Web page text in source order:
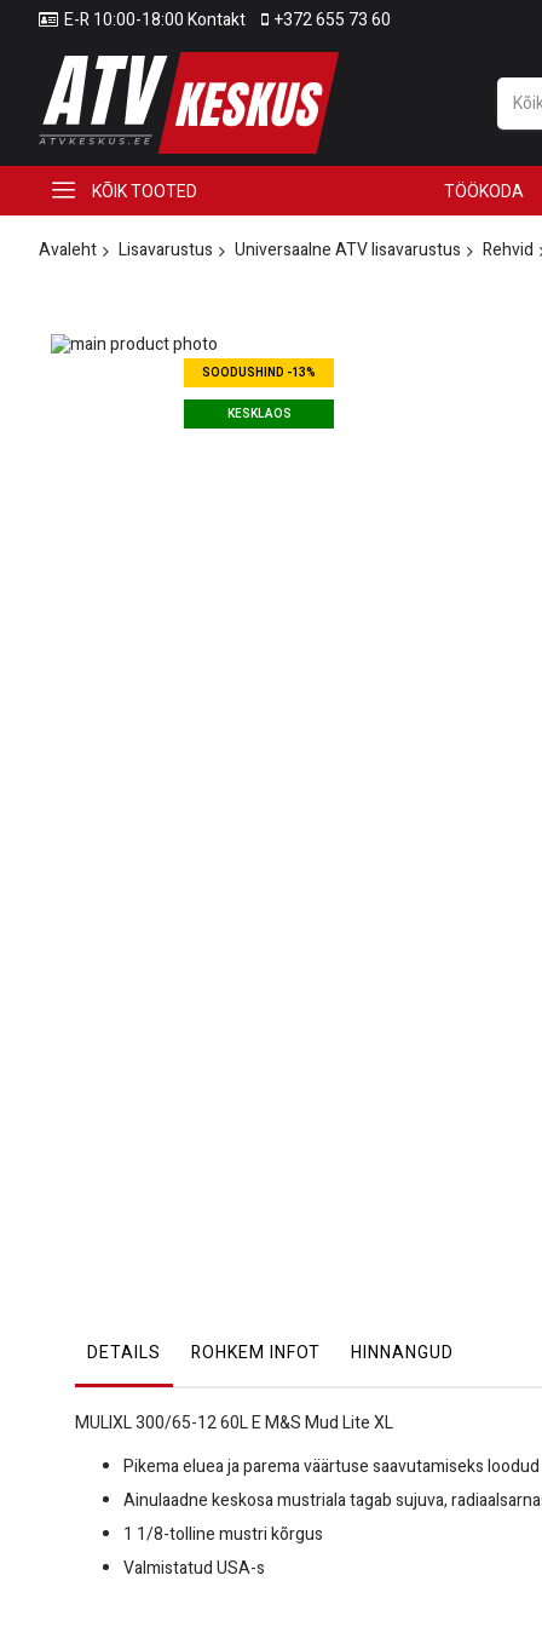
E-R 10:00-18:00 Kontakt +372 655 73 60
KÕIK TOOTED TÖÖKODA
Avaleht Lisavarustus Universaalne ATV lisavarustus Rehvid
Skip
SOODUSHIND -13%
KESKLAOS
DETAILS ROHKEM INFOT HINNANGUD
MULIXL 300/65-12 60L E M&S Mud Lite XL
Pikema eluea ja parema väärtuse saavutamiseks
Ainulaadne keskosa mustriala tagab sujuva,
1 1/8-tolline mustri kõrgus
Valmistatud USA-s